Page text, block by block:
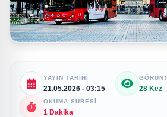
YAYIN TARIHI
21.05.2026 - 03:15 28 Kez
OKUMA SÜRESI
1 Dakika